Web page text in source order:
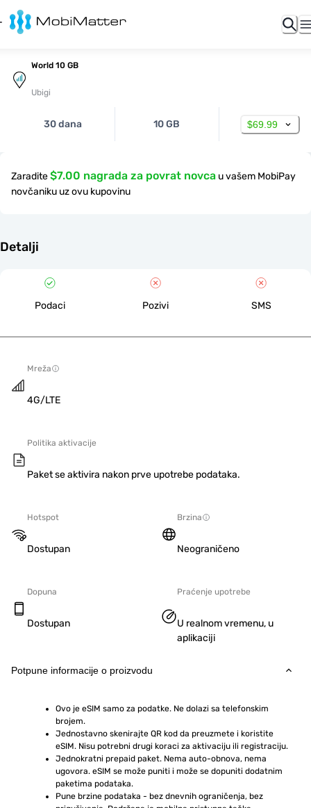
World 10 GB
Ubigi
30 dana 10 GB $69.99
Zaradite$7.00 nagrada za povrat novca u vašem MobiPay
novčaniku uz ovu kupovinu
Detalji
Podaci Pozivi SMS
Mreža
4G/LTE
Politika aktivacije
Paket se aktivira nakon prve upotrebe podataka.
Hotspot
Dostupan
Brzina
Neograničeno
Dopuna
Dostupan
Praćenje upotrebe
U realnom vremenu, u
aplikaciji
Potpune informacije o proizvodu
Ovo je eSIM samo za podatke. Ne dolazi sa telefonskim
brojem.
Jednostavno skenirajte QR kod da preuzmete i koristite
eSIM. Nisu potrebni drugi koraci za aktivaciju ili registraciju.
Jednokratni prepaid paket. Nema auto-obnova, nema
ugovora. eSIM se može puniti i može se dopuniti dodatnim
paketima podataka.
Pune brzine podataka - bez dnevnih ograničenja, bez